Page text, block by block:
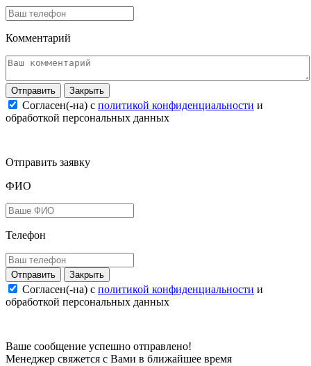
Комментарий
Закрыть
Согласен(-на) c политикой конфиденциальности и
обработкой персональных данных
Отправить заявку
ФИО
Телефон
Закрыть
Согласен(-на) c политикой конфиденциальности и
обработкой персональных данных
Ваше сообщение успешно отправлено!
Менеджер свяжется с Вами в ближайшее время